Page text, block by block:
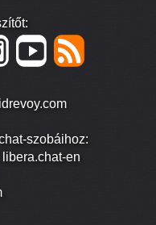
szobáihoz:
libera.chat-en